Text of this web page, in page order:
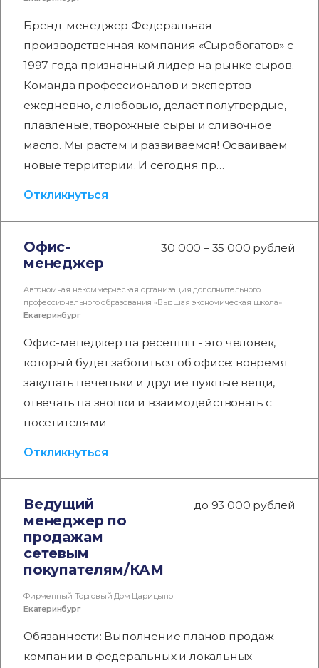
Бренд-менеджер Федеральная
производственная компания «Сыробогатов» с
1997 года признанный лидер на рынке сыров.
Команда профессионалов и экспертов
ежедневно, с любовью, делает полутвердые,
плавленые, творожные сыры и сливочное
масло. Мы растем и развиваемся! Осваиваем
новые территории. И сегодня пр…
Откликнуться
Офис-
менеджер
30 000 – 35 000 рублей
Автономная некоммерческая организация дополнительного
профессионального образования «Высшая экономическая школа»
Екатеринбург
Офис-менеджер на ресепшн - это человек,
который будет заботиться об офисе: вовремя
закупать печеньки и другие нужные вещи,
отвечать на звонки и взаимодействовать с
посетителями
Откликнуться
Ведущий
менеджер по
продажам
сетевым
покупателям/КАМ
до 93 000 рублей
Фирменный Торговый Дом Царицыно
Екатеринбург
Обязанности: Выполнение планов продаж
компании в федеральных и локальных